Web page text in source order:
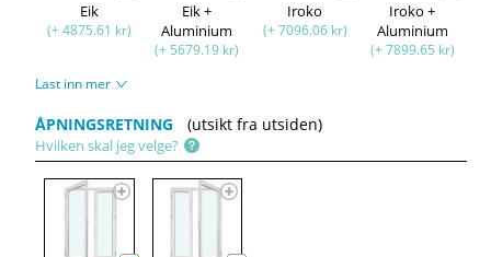
Eik
(+ 4875.61 kr)
Eik +
Aluminium
(+ 5679.19 kr)
Iroko
(+ 7096.06 kr)
Iroko +
Aluminium
(+ 7899.65 kr)
Last inn mer
ÅPNINGSRETNING (utsikt fra utsiden)
Hvilken skal jeg velge?